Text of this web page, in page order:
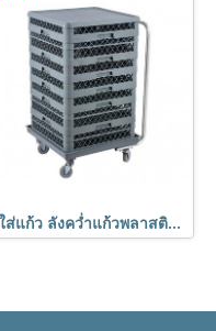
ลังใส่แก้ว ลังคว่ำแก้วพลาสติก 36 ช่อง พร้อมรถเข็นใส่ลังคว่ำแก้ว เข้าเครื่องล้างแก้วได้ HORECAT